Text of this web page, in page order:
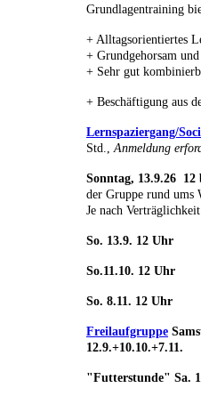
Grundlagentraining
+ Alltagsorientiertes
+ Grundgehorsam
+ Sehr gut
+ Beschäftigung aus
Lernspaziergang/
Std.,Anmeldung
Sonntag, 13.9.26 12
der Gruppe rund ums
Je nach
So. 13.9. 12 Uhr
So.11.10. 12 Uhr
So. 8.11. 12 Uhr
Freilaufgruppe
12.9.+10.10.+7.11.
"Futterstunde" Sa.